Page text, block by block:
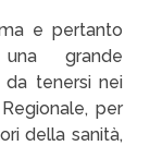
e pertanto
grande
da tenersi nei
per
della sanità,